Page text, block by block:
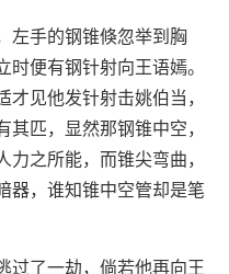
左手的钢锥倏忽举到胸
便有钢针射向王语嫣。
见他发针射击姚伯当，
匹，显然那钢锥中空，
力之所能，而锥尖弯曲，
器，谁知锥中空管却是笔
过了一劫，倘若他再向王